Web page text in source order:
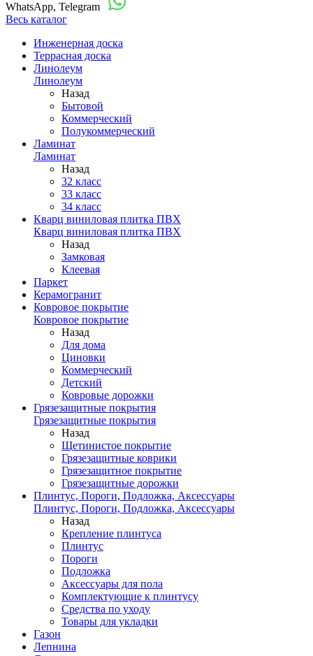
WhatsApp, Telegram
Весь каталог
Инженерная доска
Террасная доска
Линолеум
Линолеум
Назад
Бытовой
Коммерческий
Полукоммерческий
Ламинат
Ламинат
Назад
32 класс
33 класс
34 класс
Кварц виниловая плитка ПВХ
Кварц виниловая плитка ПВХ
Назад
Замковая
Клеевая
Паркет
Керамогранит
Ковровое покрытие
Ковровое покрытие
Назад
Для дома
Циновки
Коммерческий
Детский
Ковровые дорожки
Грязезащитные покрытия
Грязезащитные покрытия
Назад
Щетинистое покрытие
Грязезащитные коврики
Грязезащитное покрытие
Грязезащитные дорожки
Плинтус, Пороги, Подложка, Аксессуары
Плинтус, Пороги, Подложка, Аксессуары
Назад
Крепление плинтуса
Плинтус
Пороги
Подложка
Аксессуары для пола
Комплектующие к плинтусу
Средства по уходу
Товары для укладки
Газон
Лепнина